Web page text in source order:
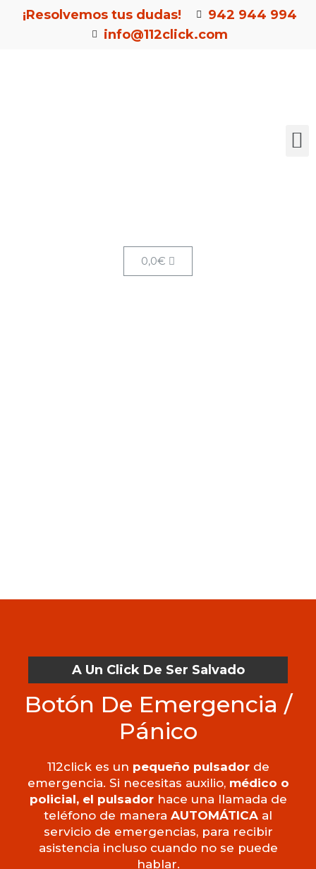
¡Resolvemos tus dudas!
942 944 994
info@112click.com
0,0€
A Un Click De Ser Salvado
Botón De Emergencia /
Pánico
112click es un pequeño pulsadorde
emergencia. Si necesitas auxilio, médico o
policial, el pulsador hace una llamada de
teléfono de manera AUTOMÁTICA al
servicio de emergencias, para recibir
asistencia incluso cuando no se puede
hablar.